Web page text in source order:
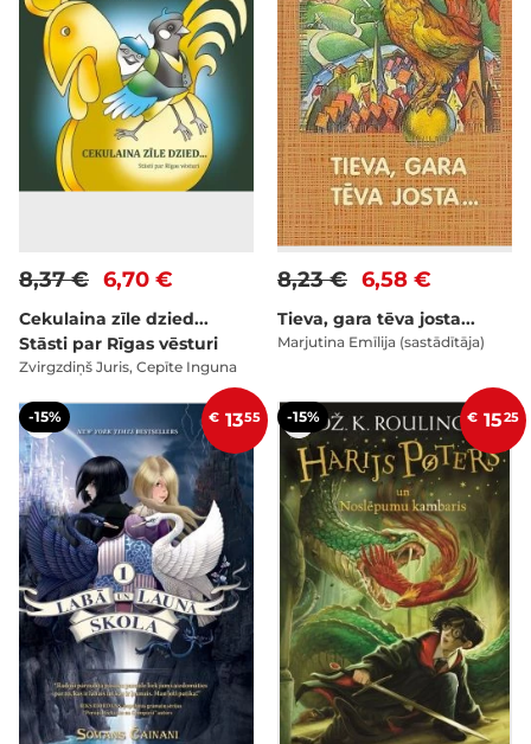
6,70 €
8,37 €
Cekulaina zīle dzied...
Stāsti par Rīgas vēsturi
Zvirgzdiņš Juris, Cepīte Inguna
6,58 €
8,23 €
Tieva, gara tēva josta...
Marjutina Emīlija (sastādītāja)
-15% € 1355 -15% € 1525